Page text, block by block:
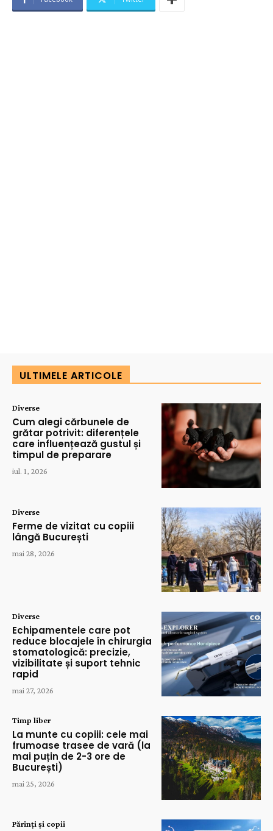
ULTIMELE ARTICOLE
Diverse
Cum alegi cărbunele de
grătar potrivit: diferențele
care influențează gustul și
timpul de preparare
iul. 1, 2026
Diverse
Ferme de vizitat cu copiii
lângă București
mai 28, 2026
Diverse
Echipamentele care pot
reduce blocajele în chirurgia
stomatologică: precizie,
vizibilitate și suport tehnic
rapid
mai 27, 2026
Timp liber
La munte cu copiii: cele mai
frumoase trasee de vară (la
mai puțin de 2-3 ore de
București)
mai 25, 2026
Părinți și copii